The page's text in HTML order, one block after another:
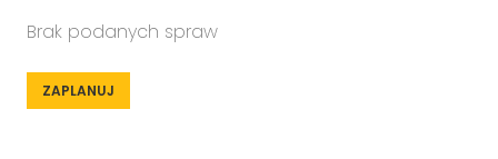
Brak podanych spraw
ZAPLANUJ